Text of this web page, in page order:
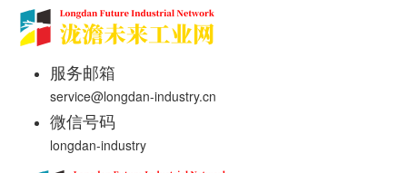
服务邮箱
service@longdan-industry.cn
微信号码
longdan-industry